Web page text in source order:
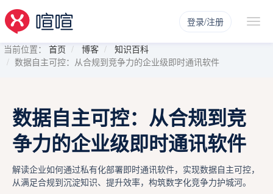
登录/注册
当前位置： 首页 博客
知识百科
数据自主可控：从合规到竞争力的企业级即时通讯软件
数据自主可控：从合规到竞
争力的企业级即时通讯软件
解读企业如何通过私有化部署即时通讯软件，实现数据自主可控，
从满足合规到沉淀知识、提升效率，构筑数字化竞争力护城河。